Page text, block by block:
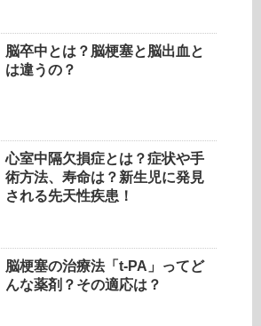
脳卒中とは？脳梗塞と脳出血と
は違うの？
心室中隔欠損症とは？症状や手
術方法、寿命は？新生児に発見
される先天性疾患！
脳梗塞の治療法「t-PA」ってど
んな薬剤？その適応は？